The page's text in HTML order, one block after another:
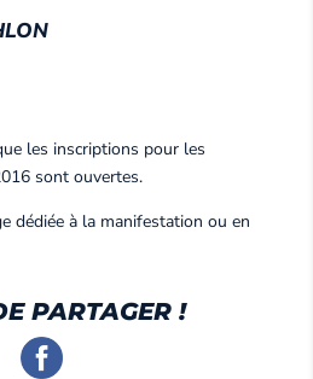
les inscriptions pour les
sont ouvertes.
dédiée à la manifestation ou en
PARTAGER !